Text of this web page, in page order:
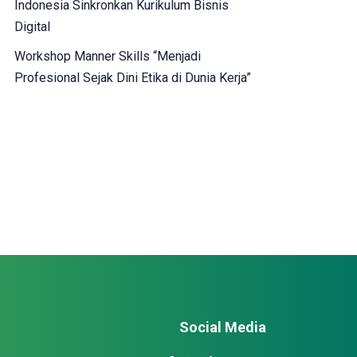
Indonesia Sinkronkan Kurikulum Bisnis
Digital
Workshop Manner Skills “Menjadi
Profesional Sejak Dini Etika di Dunia Kerja”
Social Media